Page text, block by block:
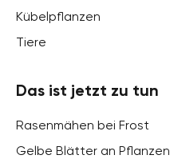
Kübelpflanzen
Tiere
Das ist jetzt zu tun
Rasenmähen bei Frost
Gelbe Blätter an Pflanzen